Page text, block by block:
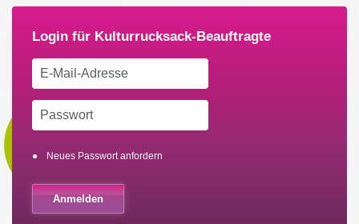
Neues Passwort anfordern